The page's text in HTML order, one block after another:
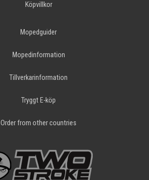
Köpvillkor
Mopedguider
Mopedinformation
Tillverkarinformation
Tryggt E-köp
Order from other countries